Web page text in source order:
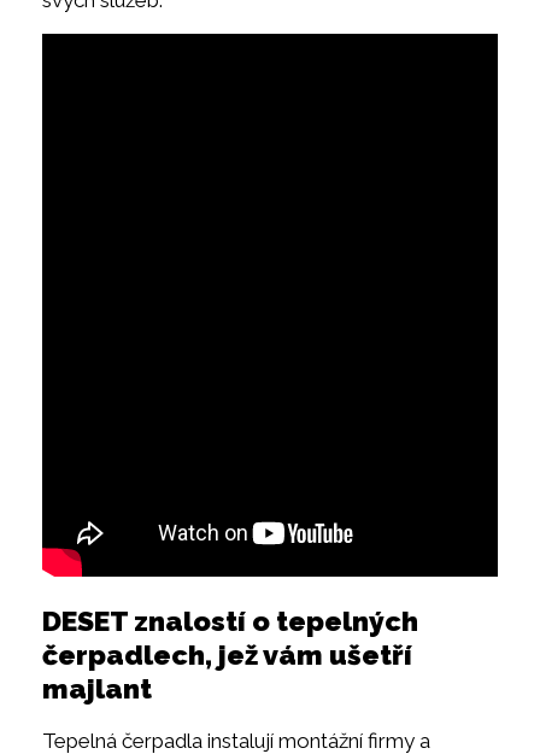
DESET znalostí o tepelných
čerpadlech, jež vám ušetří
majlant
Tepelná čerpadla instalují montážní firmy a